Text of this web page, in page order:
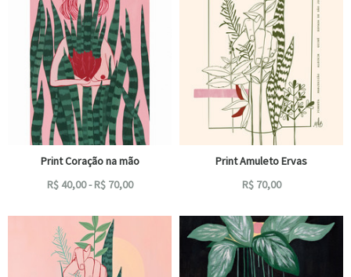
Print Coração na mão
R$ 40,00- R$ 70,00
Print Amuleto Ervas
R$ 70,00